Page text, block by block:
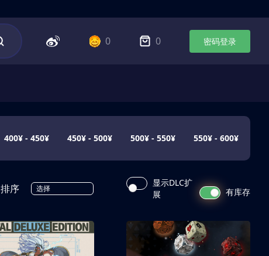
0 0 密码登录
400¥ - 450¥ 450¥ - 500¥ 500¥ - 550¥ 550¥ - 600¥
排序 选择
显示DLC扩
展
有库存